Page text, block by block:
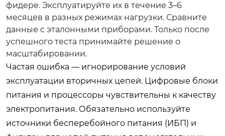
фидере. Эксплуатируйте их в течение 3–6
месяцев в разных режимах нагрузки. Сравните
данные с эталонными приборами. Только после
успешного теста принимайте решение о
масштабировании.
Частая ошибка — игнорирование условий
эксплуатации вторичных цепей. Цифровые блоки
питания и процессоры чувствительны к качеству
электропитания. Обязательно используйте
источники бесперебойного питания (ИБП) и